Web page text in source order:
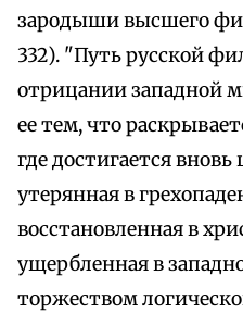
зародыши высшего
332). "Путь русской
отрицании западной
ее тем, что
где достигается вновь
утерянная в
восстановленная в
ущербленная в
торжеством